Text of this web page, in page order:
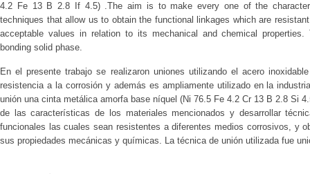
4.2 Fe 13 B 2.8 If 4.5) .The aim is to make every one of the
techniques that allow us to obtain the functional linkages which are
acceptable values in relation to its mechanical and chemical properties.
bonding solid phase.
En el presente trabajo se realizaron uniones utilizando el acero
resistencia a la corrosión y además es ampliamente utilizado en la
unión una cinta metálica amorfa base níquel (Ni 76.5 Fe 4.2 Cr 13 B 2.8 Si
de las características de los materiales mencionados y desarrollar
funcionales las cuales sean resistentes a diferentes medios corrosivos, y
sus propiedades mecánicas y químicas. La técnica de unión utilizada fue